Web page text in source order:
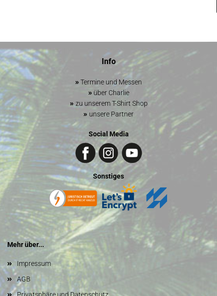
Info
»Termine und Messen
» über Charlie
» zu unserem T-Shirt Shop
» unsere Partner
Social Media
Sonstiges
Mehr über...
Impressum
AGB